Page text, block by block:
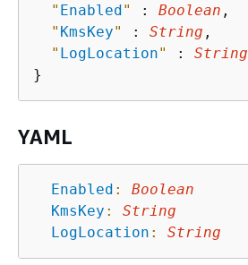
" Enabled" : Boolean ,
" KmsKey" : String ,
" LogLocation" : String
YAML
Enabled :
Boolean
KmsKey :
String
LogLocation : String